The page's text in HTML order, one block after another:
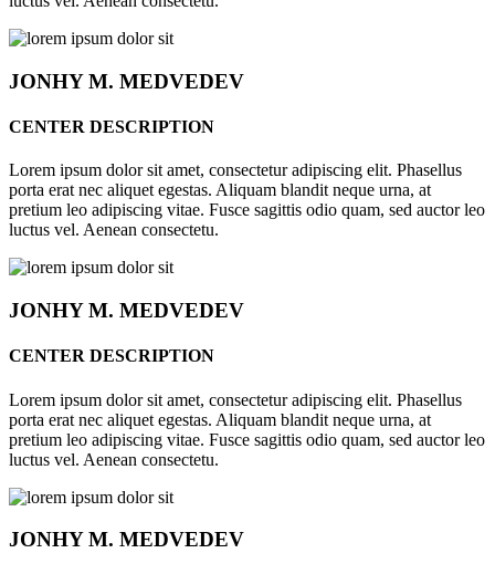
JONHYM. MEDVEDEV
CENTER DESCRIPTION
Lorem ipsum dolor sit amet, consectetur adipiscing elit. Phasellus
porta erat nec aliquet egestas. Aliquam blandit neque urna, at
pretium leo adipiscing vitae. Fusce sagittis odio quam, sed auctor leo
luctus vel. Aenean consectetu.
JONHYM. MEDVEDEV
CENTER DESCRIPTION
Lorem ipsum dolor sit amet, consectetur adipiscing elit. Phasellus
porta erat nec aliquet egestas. Aliquam blandit neque urna, at
pretium leo adipiscing vitae. Fusce sagittis odio quam, sed auctor leo
luctus vel. Aenean consectetu.
JONHYM. MEDVEDEV